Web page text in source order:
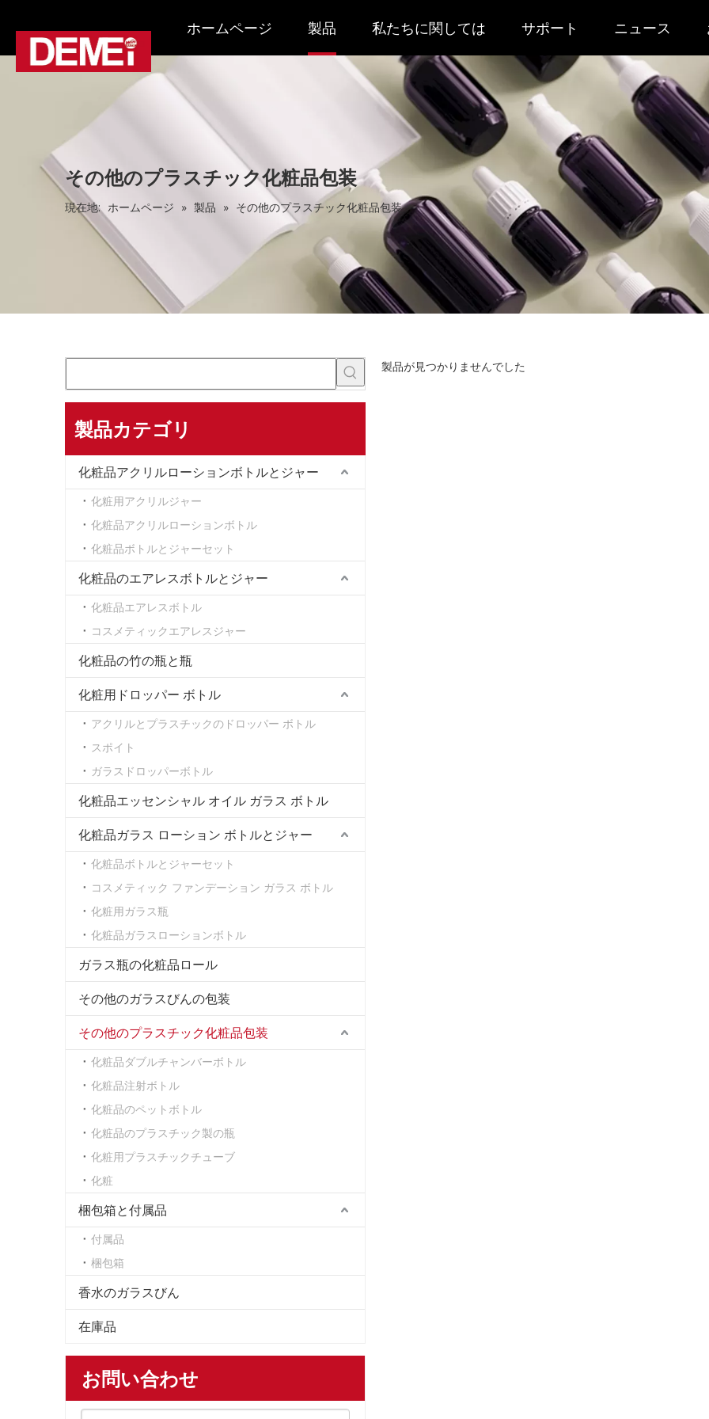
ホームページ 製品 私たちに関しては サポート ニュース
その他のプラスチック化粧品包装
現在地: ホームページ » 製品 » その他のプラスチック化粧品包装
製品カテゴリ
化粧品アクリルローションボトルとジャー
化粧用アクリルジャー
化粧品アクリルローションボトル
化粧品ボトルとジャーセット
化粧品のエアレスボトルとジャー
化粧品エアレスボトル
コスメティックエアレスジャー
化粧品の竹の瓶と瓶
化粧用ドロッパー ボトル
アクリルとプラスチックのドロッパー ボトル
スポイト
ガラスドロッパーボトル
化粧品エッセンシャル オイル ガラス ボトル
化粧品ガラス ローション ボトルとジャー
化粧品ボトルとジャーセット
コスメティック ファンデーション ガラス ボトル
化粧用ガラス瓶
化粧品ガラスローションボトル
ガラス瓶の化粧品ロール
その他のガラスびんの包装
その他のプラスチック化粧品包装
化粧品ダブルチャンバーボトル
化粧品注射ボトル
化粧品のペットボトル
化粧品のプラスチック製の瓶
化粧用プラスチックチューブ
化粧
梱包箱と付属品
付属品
梱包箱
香水のガラスびん
在庫品
お問い合わせ
製品が見つかりませんでした